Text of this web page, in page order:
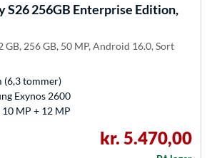
S26 256GB Enterprise Edition,
GB, 256 GB, 50 MP, Android 16.0, Sort
(6,3 tommer)
Exynos 2600
MP + 12 MP
kr. 5.470,00